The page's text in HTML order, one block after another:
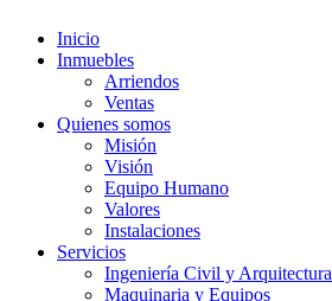
Inicio
Inmuebles
Arriendos
Ventas
Quienes somos
Misión
Visión
Equipo Humano
Valores
Instalaciones
Servicios
Ingeniería Civil y Arquitectura
Maquinaria y Equipos